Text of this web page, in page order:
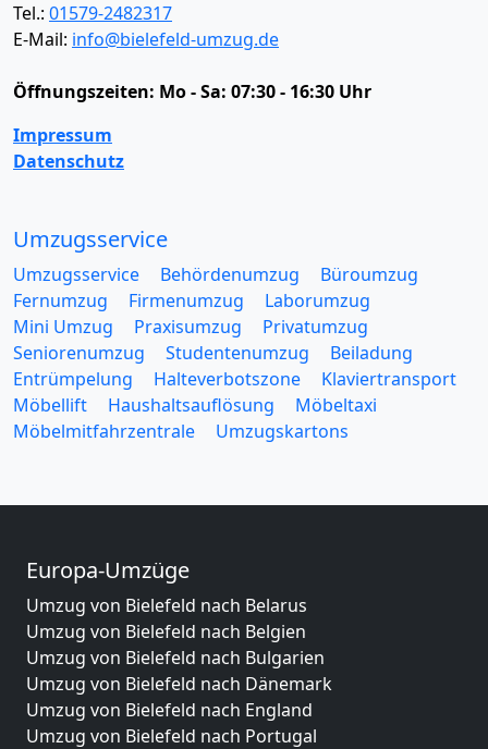
Tel.: 01579-2482317
E-Mail: info@bielefeld-umzug.de
Öffnungszeiten: Mo - Sa: 07:30 - 16:30 Uhr
Impressum
Datenschutz
Umzugsservice
Umzugsservice Behördenumzug
Büroumzug
Fernumzug
Firmenumzug
Laborumzug
Mini Umzug
Praxisumzug
Privatumzug
Seniorenumzug
Studentenumzug
Beiladung
Entrümpelung
Halteverbotszone
Klaviertransport
Möbellift
Haushaltsauflösung
Möbeltaxi
Möbelmitfahrzentrale
Umzugskartons
Europa-Umzüge
Umzug von Bielefeld nach Belarus
Umzug von Bielefeld nach Belgien
Umzug von Bielefeld nach Bulgarien
Umzug von Bielefeld nach Dänemark
Umzug von Bielefeld nach England
Umzug von Bielefeld nach Portugal